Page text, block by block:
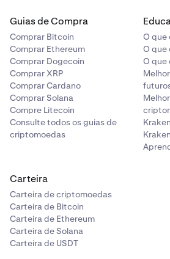
Guias de Compra
Comprar Bitcoin
Comprar Ethereum
Comprar Dogecoin
Comprar XRP
Comprar Cardano
Comprar Solana
Compre Litecoin
Consulte todos os guias de
criptomoedas
O que
O que
O que
Carteira
Carteira de criptomoedas
Carteira de Bitcoin
Carteira de Ethereum
Carteira de Solana
Carteira de USDT